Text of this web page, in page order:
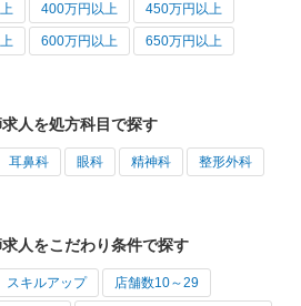
400万円以上 450万円以上
600万円以上 650万円以上
人を処方科目で探す
耳鼻科 眼科 精神科 整形外科
人をこだわり条件で探す
スキルアップ 店舗数10～29